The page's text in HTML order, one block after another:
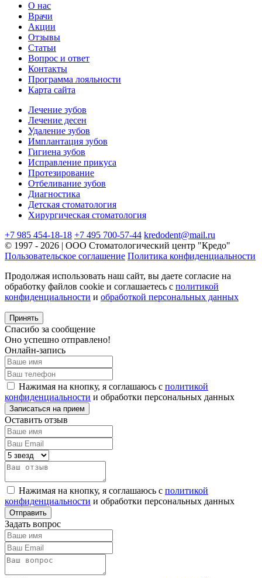
О нас
Врачи
Акции
Отзывы
Статьи
Вопрос и ответ
Контакты
Программа лояльности
Карта сайта
Лечение зубов
Лечение десен
Удаление зубов
Имплантация зубов
Гигиена зубов
Исправление прикуса
Протезирование
Отбеливание зубов
Диагностика
Детская стоматология
Хирургическая стоматология
+7 985 454-18-18 +7 495 700-57-44 kredodent@mail.ru
© 1997 - 2026 | ООО Стоматологический центр "Кредо"
Пользовательское соглашение Политика конфиденциальности
Продолжая использовать наш сайт, вы даете согласие на
обработку файлов cookie и соглашаетесь с политикой
конфиденциальности и обработкой персональных данных
Принять
Спасибо за сообщение
Оно успешно отправлено!
Онлайн-запись
Нажимая на кнопку, я соглашаюсь с политикой
конфиденциальности и обработки персональных данных
Оставить отзыв
Нажимая на кнопку, я соглашаюсь с политикой
конфиденциальности и обработки персональных данных
Задать вопрос